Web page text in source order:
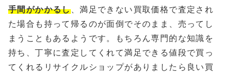
手間がかかるし、満足できない買取価格で査定され
た場合も持って帰るのが面倒でそのまま、売ってし
まうこともあるようです。もちろん専門的な知識を
持ち、丁寧に査定してくれて満足できる値段で買っ
てくれるリサイクルショップがありましたら良い買